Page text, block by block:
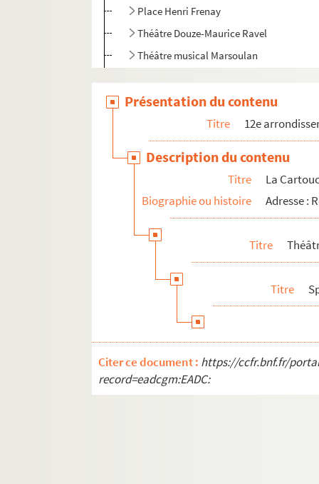
Place Henri Frenay
Théâtre Douze-Maurice Ravel
Théâtre musical Marsoulan
Théâtre Traversière
Présentation du contenu
Titre 12e
Description du contenu
Titre
La
Biographie ou histoire
Adresse :
Titre
Titre
Citer ce document : https://ccfr.bnf.fr/
record=eadcgm:EADC: